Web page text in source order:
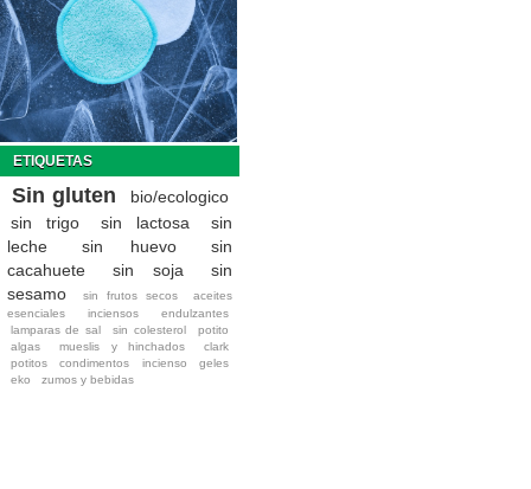
ETIQUETAS
Sin gluten
bio/ecologico
sin trigo
sin lactosa
sin
leche
sin huevo
sin
cacahuete
sin soja
sin
sesamo
sin frutos secos
aceites
esenciales
inciensos
endulzantes
lamparas de sal
sin colesterol
potito
algas
mueslis y hinchados
clark
potitos
condimentos incienso
geles
eko
zumos y bebidas